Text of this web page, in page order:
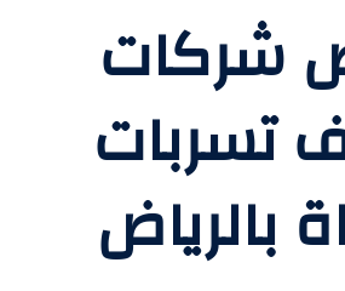
شركات
تسربات
بالرياض